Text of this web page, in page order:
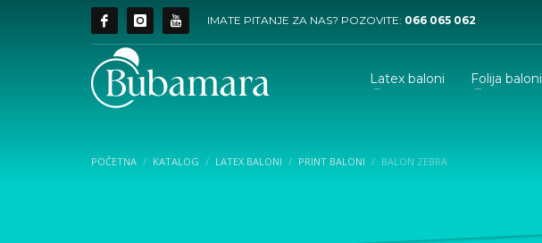
IMATE PITANJE ZA NAS? POZOVITE: 066 065 062
Latex baloni Folija baloni
POČETNA KATALOG LATEX BALONI PRINT BALONI BALON ZEBRA